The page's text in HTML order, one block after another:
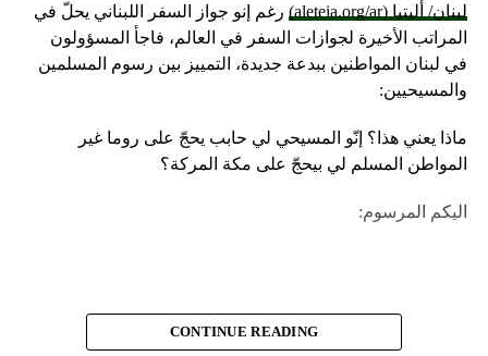
لبنان/ أليتيا (aleteia.org/ar)
رغم إنو جواز السفر اللبناني يحلّ في
المراتب الأخيرة لجوازات السفر في العالم، فاجأ المسؤولون
في لبنان المواطنين ببدعة جديدة، التمييز بين رسوم المسلمين
والمسيحيين:
ماذا يعني هذا؟ إنّو المسيحي لي حابب يحجّ على روما غير
المواطن المسلم لي بيحجّ على مكة المركة؟
اليكم المرسوم:
CONTINUE READING